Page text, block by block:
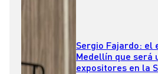
Sergio Fajardo: el
Medellín que será
expositores en la